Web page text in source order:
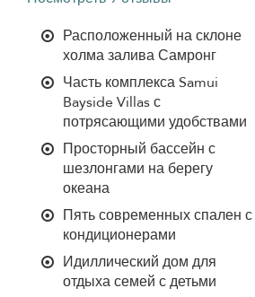
Расположенный на склоне
холма залива Самронг
Часть комплекса Samui
Bayside Villas с
потрясающими удобствами
Просторный бассейн с
шезлонгами на берегу
океана
Пять современных спален с
кондиционерами
Идиллический дом для
отдыха семей с детьми